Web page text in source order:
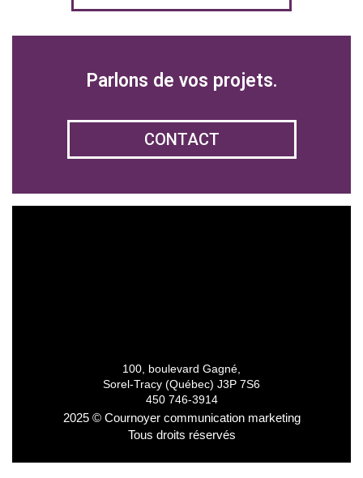
Parlons de vos projets.
CONTACT
100, boulevard Gagné,
Sorel-Tracy (Québec) J3P 7S6
450 746-3914
2025 © Cournoyer communication marketing
Tous droits réservés